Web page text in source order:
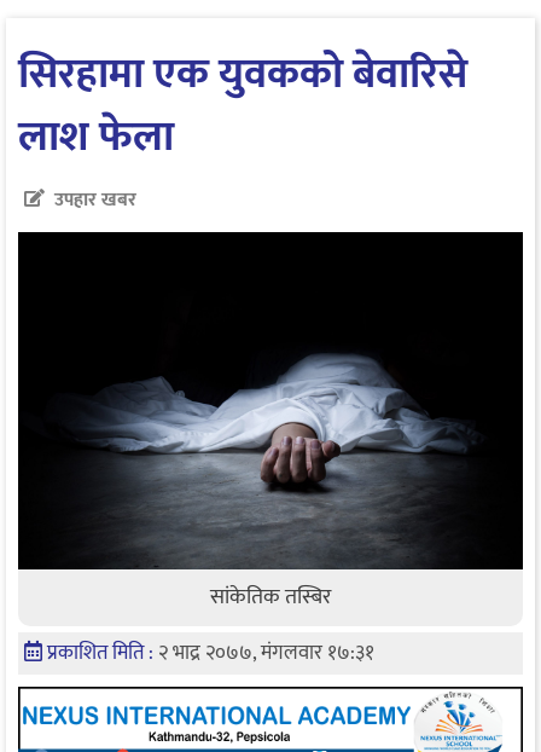
सिरहामा एक युवकको बेवारिसे
लाश फेला
उपहार खबर
सांकेतिक तस्बिर
प्रकाशित मिति : २ भाद्र २०७७, मंगलवार १७:३१